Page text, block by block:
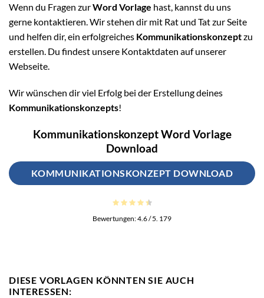
Wenn du Fragen zurWord Vorlage hast, kannst du uns
gerne kontaktieren. Wir stehen dir mit Rat und Tat zur Seite
und helfen dir, ein erfolgreiches Kommunikationskonzeptzu
erstellen. Du findest unsere Kontaktdaten auf unserer
Webseite.
Wir wünschen dir viel Erfolg bei der Erstellung deines
Kommunikationskonzepts!
Kommunikationskonzept Word Vorlage
Download
KOMMUNIKATIONSKONZEPT DOWNLOAD
Bewertungen:4.6/ 5. 179
DIESE VORLAGEN KÖNNTEN SIE AUCH
INTERESSEN: